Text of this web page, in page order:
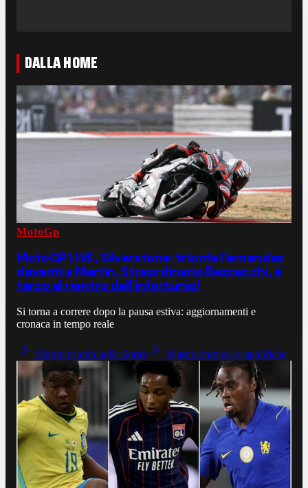
DALLA HOME
MotoGp
MotoGP LIVE, Silverstone: trionfa Fernandez
davanti a Martin. Straordinario Bezzecchi, è
terzo al rientro dall'infortunio!
Si torna a correre dopo la pausa estiva: aggiornamenti e
cronaca in tempo reale
Martin trionfa nella Sprint Martin domina le qualifiche